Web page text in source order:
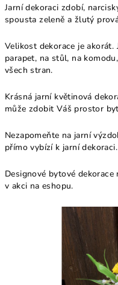
Jarní dekoraci zdobí,
spousta zeleně a žlutý
Velikost dekorace je
parapet, na stůl, na
všech stran.
Krásná jarní květinová
může zdobit Váš prostor
Nezapomeňte na jarní
přímo vybízí k jarní dekoraci.
Designové bytové
v akci na eshopu.